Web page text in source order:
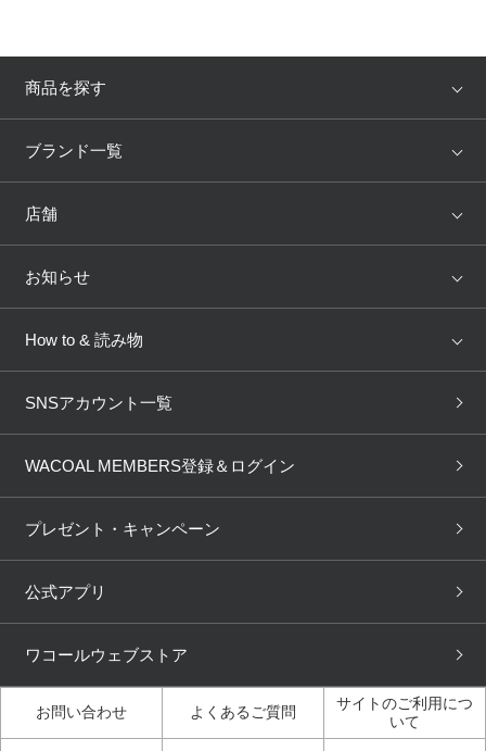
商品を探す
アイテム
トピックス
ブランド一覧
WACOAL
AMPHI une nana cool
OUR WACOAL
WACOAL Remamma Mens Innerwear
Licensed Brands
店舗
店舗を探す
ブラ無料診断
3Dボディスキャン
お知らせ
新着情報
商品回収
ニュース＆トピックス
How to & 読み物
下着の基礎知識
ブラパン ワコールスタイル
大人の工場見学inベトナム
人間科学研究開発センター見
学
ガイド（マンガ）
SNSアカウント一覧
WACOAL MEMBERS登録＆ログイン
プレゼント・キャンペーン
公式アプリ
ワコールウェブストア
お問い合わせ よくあるご質問
サイトのご利用につ
いて